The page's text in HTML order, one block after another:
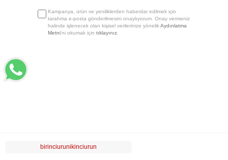
birinciurunikinciurun
Kampanya, ürün ve yeniliklerden haberdar edilmek için
tarafıma e-posta gönderilmesini onaylıyorum. Onay vermeniz
halinde işlenecek olan kişisel verilerinize yönelikAydınlatma
Metni’ni okumak için tıklayınız